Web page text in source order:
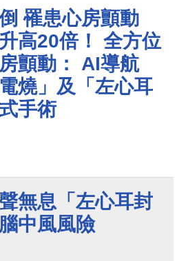
罹患心房顫動
高20倍！ 全方位
顫動： AI導航
燒」及「左心耳
手術
無息「左心耳封
中風風險